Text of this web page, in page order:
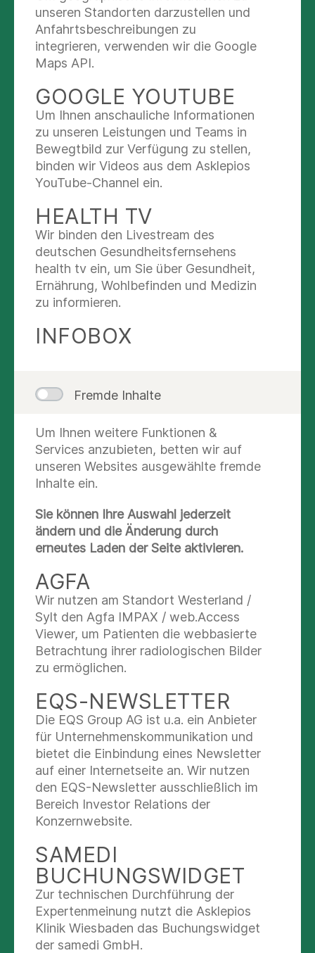
medical, technical and organisational standards,
including the highly demanded „EndoCert“
certificate for the joint replacement and
reconstructive surgery of our orthopaedic
Please refer to our brochures for an overview of
the wide range of treatments and services
provided by our clinic.
MEDICAL CENTERS &
DEPARTMENTS
Surgical Services
Allgemein- und Viszeralmedizin
Innere Medizin
Orthopädie- und
Unfallchirurgie/Endoprothetikzentrum
Gynäkologie
Medical Services
Ärzte
Clinical Services
Anästhesie und Intensivmedizin
ACCOMODATION &
Privita Room
Your accommodation will be a private single
room in our Privita Comfort Clinic. This small and
personal unit within the hospital offers you
exceptional services. It meets the highest
generous and elegantly equipped superior rooms
in preferential locations. The room plans
integrate a patient room, living area and office
and ensure that, this way, you feel as if you are
in a comfortable hotel. In some of the rooms we
can also offer you your own balcony.
Recuperation in a discerning atmosphere – that is
Lindau. Our clinic combines outstanding medical
services with top quality facilities and first-class
service.
It is our desire to enable you to have a
comfortable and trouble-free stay at our clinic.
unseren Standorten darzustellen und
Anfahrtsbeschreibungen zu
integrieren, verwenden wir die Google
Maps API.
GOOGLE YOUTUBE
Um Ihnen anschauliche Informationen
zu unseren Leistungen und Teams in
Bewegtbild zur Verfügung zu stellen,
binden wir Videos aus dem Asklepios
YouTube-Channel ein.
HEALTH TV
Wir binden den Livestream des
deutschen Gesundheitsfernsehens
health tv ein, um Sie über Gesundheit,
Ernährung, Wohlbefinden und Medizin
zu informieren.
INFOBOX
Fremde Inhalte
Um Ihnen weitere Funktionen &
Services anzubieten, betten wir auf
unseren Websites ausgewählte fremde
Inhalte ein.
Sie können Ihre Auswahl jederzeit
ändern und die Änderung durch
erneutes Laden der Seite aktivieren.
AGFA
Wir nutzen am Standort Westerland /
Sylt den Agfa IMPAX / web.Access
Viewer, um Patienten die webbasierte
Betrachtung ihrer radiologischen Bilder
zu ermöglichen.
EQS-NEWSLETTER
Die EQS Group AG ist u.a. ein Anbieter
für Unternehmenskommunikation und
bietet die Einbindung eines Newsletter
auf einer Internetseite an. Wir nutzen
den EQS-Newsletter ausschließlich im
Bereich Investor Relations der
Konzernwebsite.
SAMEDI
BUCHUNGSWIDGET
Zur technischen Durchführung der
Expertenmeinung nutzt die Asklepios
Klinik Wiesbaden das Buchungswidget
der samedi GmbH.